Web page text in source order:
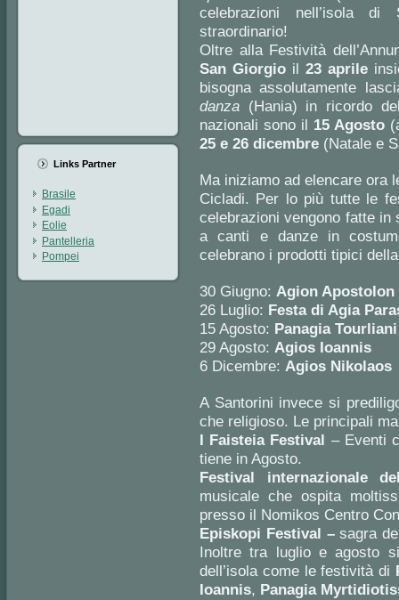
Links Partner
Brasile
Egadi
Eolie
Pantelleria
Pompei
celebrazioni nell’isola
straordinario!
Oltre alla Festività
San Giorgioil 23 aprile
bisogna assolutamente
danza (Hania) in ricordo
nazionali sono il 15 Agosto
25 e 26 dicembre (Natale e
Ma iniziamo ad elencare ora
Cicladi. Per lo più tutte le
celebrazioni vengono fatte
a canti e danze in
celebrano i prodotti tipici
30 Giugno: Agion Apostolon
26 Luglio: Festa di Agia
15 Agosto: Panagia Tourliani
29 Agosto: Agios Ioannis
6 Dicembre: Agios Nikolaos
A Santorini invece si
che religioso. Le principali
I Faisteia Festival – Eventi
tiene in Agosto.
Festival internazionale
musicale che ospita
presso il Nomikos Centro
Episkopi Festival –sagra
Inoltre tra luglio e agosto
dell’isola come le festività di
Ioannis, Panagia